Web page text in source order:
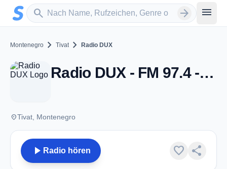
Zum Hauptinhalt springen
search
Sender suchen arrow_forward menu
Montenegro chevron_right Tivat chevron_right Radio DUX
Radio DUX - FM 97.4 - Tivat
placeTivat, Montenegro
play_arrow Radio hören favorite share